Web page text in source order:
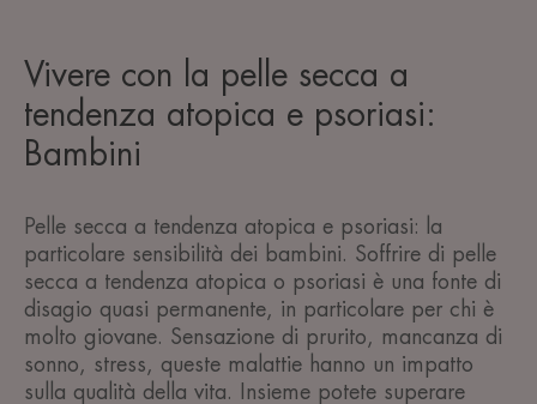
Vivere con la pelle secca a
tendenza atopica e psoriasi:
Bambini
Pelle secca a tendenza atopica e psoriasi: la
particolare sensibilità dei bambini. Soffrire di pelle
secca a tendenza atopica o psoriasi è una fonte di
disagio quasi permanente, in particolare per chi è
molto giovane. Sensazione di prurito, mancanza di
sonno, stress, queste malattie hanno un impatto
sulla qualità della vita. Insieme potete superare